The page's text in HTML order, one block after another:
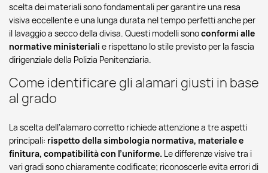
scelta dei materiali sono fondamentali per garantire una resa
visiva eccellente e una lunga durata nel tempo perfetti anche per
il lavaggio a secco della divisa. Questi modelli sonoconformi alle
normative ministeriali e rispettano lo stile previsto per la fascia
dirigenziale della Polizia Penitenziaria.
Come identificare gli alamari giusti in base
al grado
La scelta dell’alamaro corretto richiede attenzione a tre aspetti
principali: rispetto della simbologia normativa, materiale e
finitura, compatibilità con l’uniforme. Le differenze visive tra i
vari gradi sono chiaramente codificate; riconoscerle evita errori di